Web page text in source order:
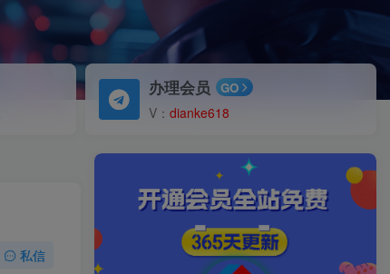
办理会员 GO
V： dianke618
私信